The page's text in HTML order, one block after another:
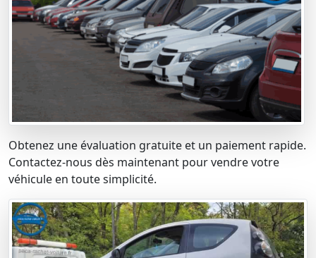
Obtenez une évaluation gratuite et un paiement rapide.
Contactez-nous dès maintenant pour vendre votre
véhicule en toute simplicité.